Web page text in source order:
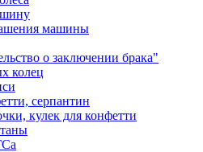
машины
о заключении брака"
колец
серпантин
кулек для конфетти